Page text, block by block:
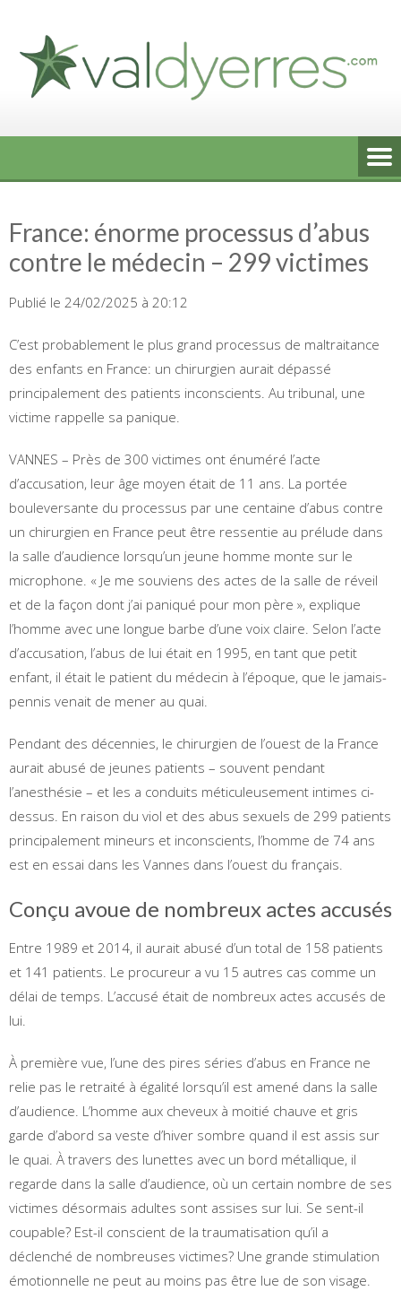
content
France: énorme processus d’abus
contre le médecin – 299 victimes
Publié le 24/02/2025 à 20:12
C’est probablement le plus grand processus de maltraitance
des enfants en France: un chirurgien aurait dépassé
principalement des patients inconscients. Au tribunal, une
victime rappelle sa panique.
VANNES – Près de 300 victimes ont énuméré l’acte
d’accusation, leur âge moyen était de 11 ans. La portée
bouleversante du processus par une centaine d’abus contre
un chirurgien en France peut être ressentie au prélude dans
la salle d’audience lorsqu’un jeune homme monte sur le
microphone. « Je me souviens des actes de la salle de réveil
et de la façon dont j’ai paniqué pour mon père », explique
l’homme avec une longue barbe d’une voix claire. Selon l’acte
d’accusation, l’abus de lui était en 1995, en tant que petit
enfant, il était le patient du médecin à l’époque, que le jamais-
pennis venait de mener au quai.
Pendant des décennies, le chirurgien de l’ouest de la France
aurait abusé de jeunes patients – souvent pendant
l’anesthésie – et les a conduits méticuleusement intimes ci-
dessus. En raison du viol et des abus sexuels de 299 patients
principalement mineurs et inconscients, l’homme de 74 ans
est en essai dans les Vannes dans l’ouest du français.
Conçu avoue de nombreux actes accusés
Entre 1989 et 2014, il aurait abusé d’un total de 158 patients
et 141 patients. Le procureur a vu 15 autres cas comme un
délai de temps. L’accusé était de nombreux actes accusés de
lui.
À première vue, l’une des pires séries d’abus en France ne
relie pas le retraité à égalité lorsqu’il est amené dans la salle
d’audience. L’homme aux cheveux à moitié chauve et gris
garde d’abord sa veste d’hiver sombre quand il est assis sur
le quai. À travers des lunettes avec un bord métallique, il
regarde dans la salle d’audience, où un certain nombre de ses
victimes désormais adultes sont assises sur lui. Se sent-il
coupable? Est-il conscient de la traumatisation qu’il a
déclenché de nombreuses victimes? Une grande stimulation
émotionnelle ne peut au moins pas être lue de son visage.